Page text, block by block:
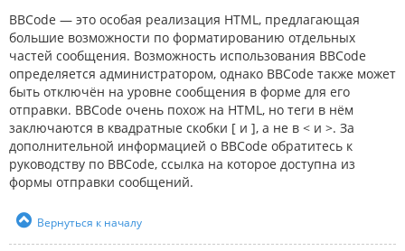
BBCode — это особая реализация HTML, предлагающая
большие возможности по форматированию отдельных
частей сообщения. Возможность использования BBCode
определяется администратором, однако BBCode также может
быть отключён на уровне сообщения в форме для его
отправки. BBCode очень похож на HTML, но теги в нём
заключаются в квадратные скобки [ и ], а не в < и >. За
дополнительной информацией о BBCode обратитесь к
руководству по BBCode, ссылка на которое доступна из
формы отправки сообщений.
Вернуться к началу